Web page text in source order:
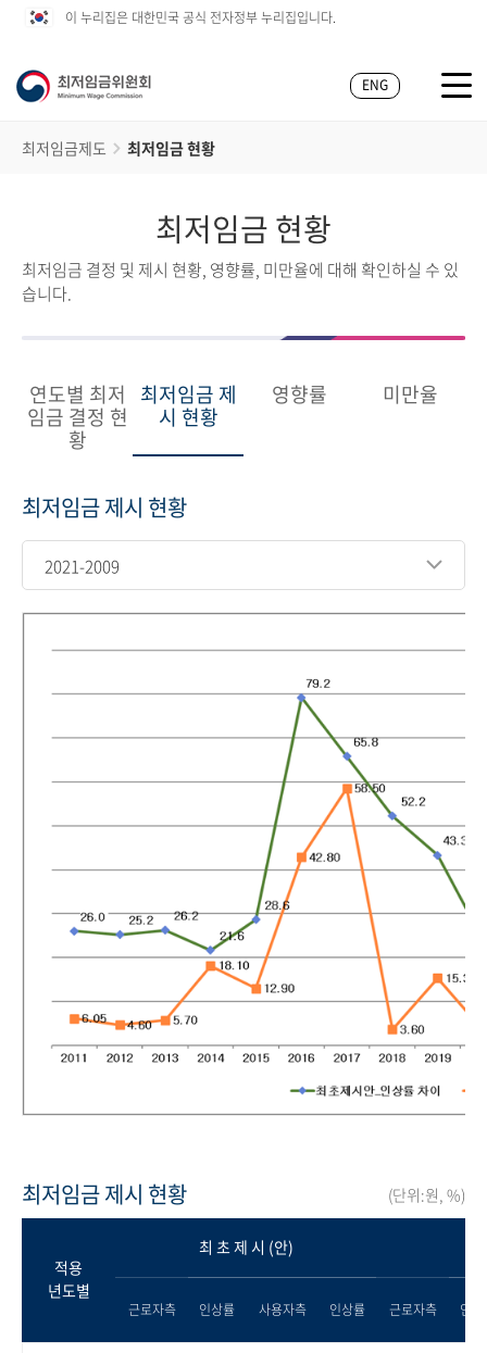
이 누리집은 대한민국 공식 전자정부 누리집입니다.
ENG
최저임금제도 최저임금 현황
최저임금 현황
최저임금 결정 및 제시 현황, 영향률, 미만율에 대해 확인하실 수 있
습니다.
연도별 최저
임금 결정 현
황
최저임금 제
시 현황
영향률 미만율
최저임금 제시 현황
2021-2009
최저임금 제시 현황 (단위:원, %)
적용
년도별
최 초 제 시 (안)
근로자측 인상률 사용자측 인상률 근로자측 인